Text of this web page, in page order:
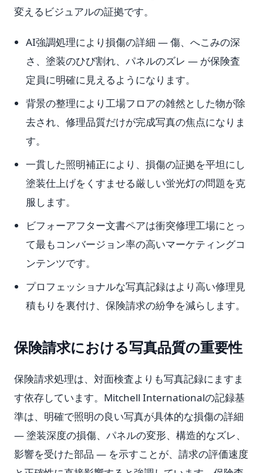
変えるビジュアルの証拠です。
AI強調処理により損傷の詳細 — 傷、へこみの深
さ、塗装のひび割れ、パネルのズレ — が保険査
定員に明確に見えるようになります。
背景の整理により工場フロアの雑然とした物が除
去され、修理品質だけが完成写真の焦点になりま
す。
一貫した照明補正により、損傷の証拠を平坦にし
塗装仕上げをくすませる厳しい蛍光灯の問題を克
服します。
ビフォーアフター文書ペアは衝突修理工場にとっ
て最もコンバージョン率の高いマーケティングコ
ンテンツです。
プロフェッショナルな写真記録はより高い修理見
積もりを裏付け、保険請求の紛争を減らします。
保険請求における写真品質の重要性
保険請求処理は、対面検査よりも写真記録にますま
す依存しています。Mitchell Internationalの記録基
準は、明確で照明の良い写真が具体的な損傷の詳細
— 塗装深度の損傷、パネルの変形、構造的なズレ、
影響を受けた部品 — を示すことが、請求の評価速度